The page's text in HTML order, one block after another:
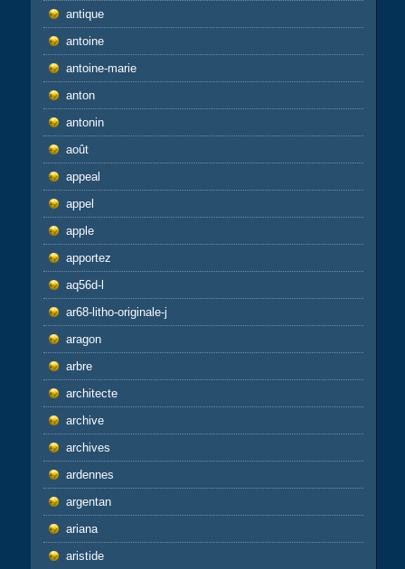
antique
antoine
antoine-marie
anton
antonin
août
appeal
appel
apple
apportez
aq56d-l
ar68-litho-originale-j
aragon
arbre
architecte
archive
archives
ardennes
argentan
ariana
aristide